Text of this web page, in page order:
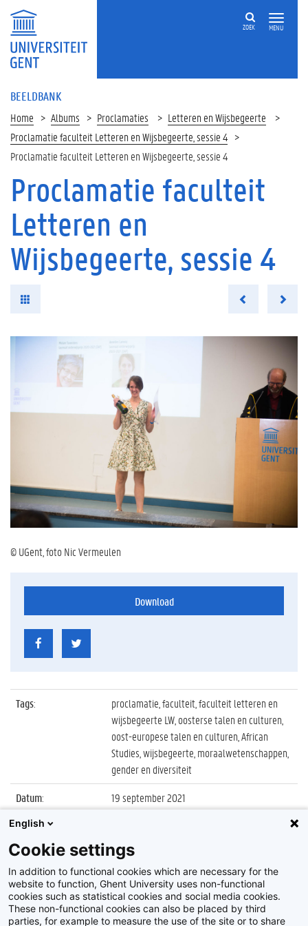
MENU
ZOEK
BEELDBANK
Home Albums Proclamaties
Letteren en Wijsbegeerte
Proclamatie faculteit Letteren en Wijsbegeerte, sessie 4
Proclamatie faculteit Letteren en Wijsbegeerte, sessie 4
Proclamatie faculteit
Letteren en
Wijsbegeerte, sessie 4
© UGent, foto Nic Vermeulen
Download
Tags:
proclamatie, faculteit, faculteit letteren en
wijsbegeerte LW, oosterse talen en culturen,
oost-europese talen en culturen, African
Studies, wijsbegeerte, moraalwetenschappen,
gender en diversiteit
Datum:
19 september 2021
Identificatienummer
Album:
Proclamatie faculteit Letteren en
Wijsbegeerte, sessie 4
English
Cookie settings
In addition to functional cookies which are necessary for the
website to function, Ghent University uses non-functional
cookies such as statistical cookies and social media cookies.
These non-functional cookies can also be placed by third
parties, for example to measure the use of the site or to share